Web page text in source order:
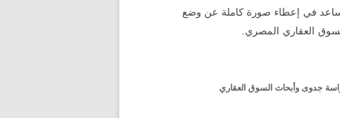
في إعطاء صورة كاملة عن وضع
العقاري المصري.
جدوى وأبحاث السوق العقاري